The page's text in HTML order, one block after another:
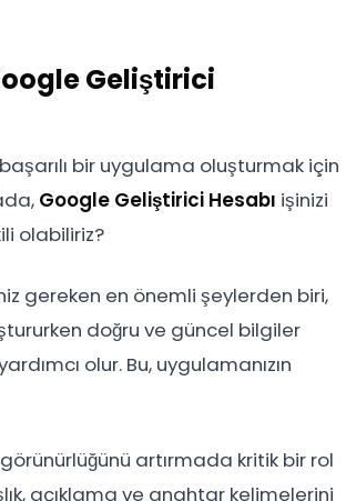
Geliştirici
bir uygulama oluşturmak için
Google Geliştirici Hesabı işinizi
olabiliriz?
gereken en önemli şeylerden biri,
doğru ve güncel bilgiler
olur. Bu, uygulamanızın
artırmada kritik bir rol
açıklama ve anahtar kelimelerini